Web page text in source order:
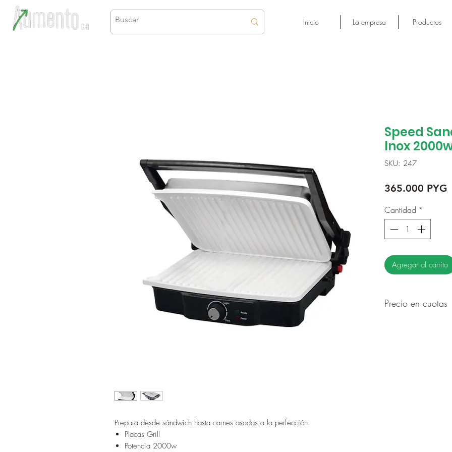
Inicio La empresa Productos
Prepara desde sándwich hasta carnes asadas a la perfección.
Placas Grill
Potencia 2000w
Speed
Inox
SKU: 247
365.000 PYG
Cantidad *
Agregar al carrito
Precio en cuotas